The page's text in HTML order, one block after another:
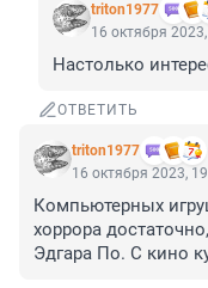
triton1977
16 октября
Настолько
ОТВЕТИТЬ
triton1977
16 октября 2023,
Компьютерных
хоррора
Эдгара По. С кино